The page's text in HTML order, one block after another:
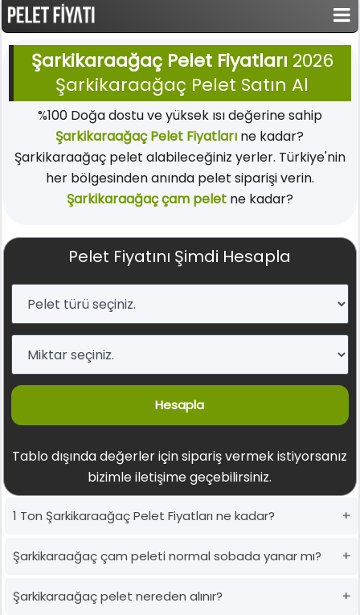
Şarkikaraağaç Pelet Fiyatları 2026
Şarkikaraağaç Pelet Satın Al
%100 Doğa dostu ve yüksek ısı değerine sahip
Şarkikaraağaç Pelet Fiyatları ne kadar?
Şarkikaraağaç pelet alabileceğiniz yerler. Türkiye'nin
her bölgesinden anında pelet siparişi verin.
Şarkikaraağaç çam peletne kadar?
Pelet Fiyatını Şimdi Hesapla
Hesapla
Tablo dışında değerler için sipariş vermek istiyorsanız
bizimle iletişime geçebilirsiniz.
1 Ton Şarkikaraağaç Pelet Fiyatları ne kadar?
Şarkikaraağaç çam peleti normal sobada yanar mı?
Şarkikaraağaç pelet nereden alınır?